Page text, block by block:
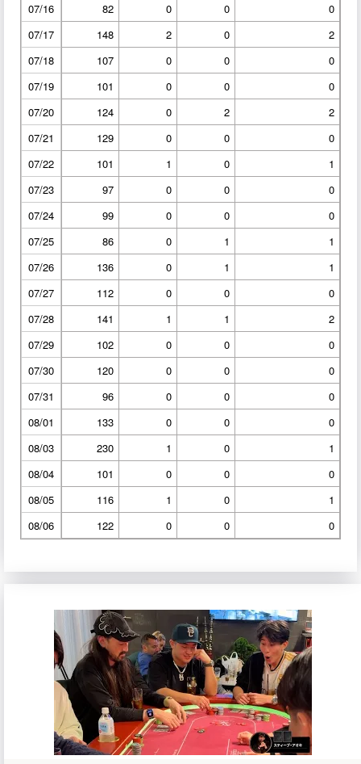
07/16
82 0 0
0
07/17
148 2 0
2
07/18
107 0 0
0
07/19
101 0 0
0
07/20
124 0 2
2
07/21
129 0 0
0
07/22
101 1 0
1
07/23
97 0 0
0
07/24
99 0 0
0
07/25
86 0 1
1
07/26
136 0 1
1
07/27
112 0 0
0
07/28
141 1 1
2
07/29
102 0 0
0
07/30
120 0 0
0
07/31
96 0 0
0
08/01
133 0 0
0
08/03
230 1 0
1
08/04
101 0 0
0
08/05
116 1 0
1
08/06
122 0 0 0